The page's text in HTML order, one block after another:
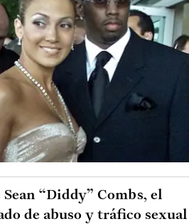
“Diddy” Combs, el
de abuso y tráfico sexual